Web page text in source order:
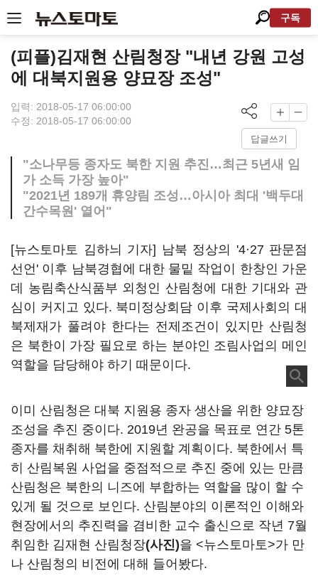
구독
(피플)김재현 산림청장 "내년 강원 고성
에 대북지원용 양묘장 조성"
입력: 2018-05-17 06:00:00
수정: 2018-05-17 06:00:00
답글쓰기
"소나무등 종자도 북한 지원 추진…최근 5년새 임
가 소득 가장 높아"
"2021년 189개 휴양림 조성…아시아 최대 '백두대
간수목원' 열어"
[뉴스토마토 김하늬 기자] 남북 정상의 '4·27 판문점
선언' 이후 남북경협에 대한 물밑 작업이 한창인 가운
데 농림축산식품부 외청인 산림청에 대한 기대와 관
심이 커지고 있다. 북미정상회담 이후 국제사회의 대
북제재가 풀려야 한다는 전제조건이 있지만 산림청
은 북한이 가장 필요로 하는 분야인 조림사업의 메인
역할을 담당해야 하기 때문이다.
이미 산림청은 대북 지원용 종자 생산을 위한 양묘장
조성을 추진 중이다. 2019년 완공을 목표로 연간 5톤
종자를 채취해 북한에 지원할 계획이다. 북한에서 특
히 산림복원 사업을 중점적으로 추진 중에 있는 만큼
산림청은 북한의 니즈에 부합하는 역할을 많이 할 수
있게 될 것으로 보인다. 산림분야의 이론적인 이해와
현장에서의 추진력을 겸비한 교수 출신으로 작년 7월
취임한 김재현 산림청장(사진)을 <뉴스토마토>가 만
나 산림청의 비전에 대해 들어봤다.